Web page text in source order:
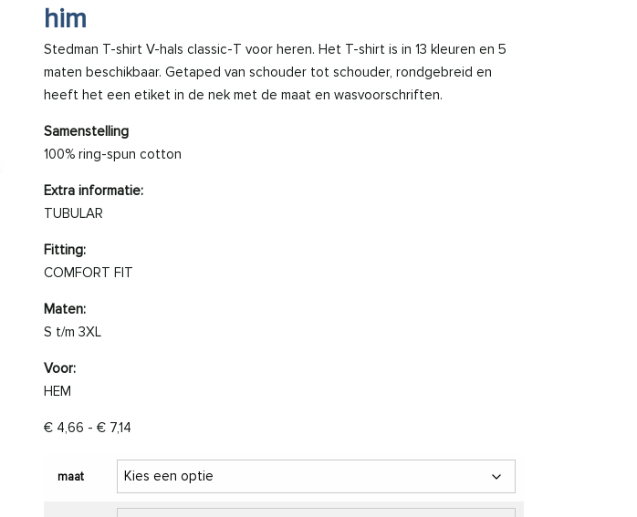
him
Stedman T-shirt V-hals classic-T voor heren. Het T-shirt is in 13 kleuren en 5
maten beschikbaar. Getaped van schouder tot schouder, rondgebreid en
heeft het een etiket in de nek met de maat en wasvoorschriften.
Samenstelling
100% ring-spun cotton
Extra informatie:
TUBULAR
Fitting:
COMFORT FIT
Maten:
S t/m 3XL
Voor:
HEM
€4,66 - €7,14Prijsklasse: € 4,66 tot € 7,14
maat